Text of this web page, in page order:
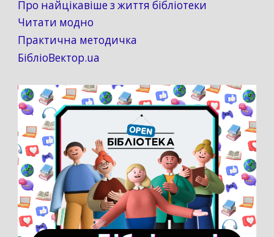
Про найцікавіше з життя бібліотеки
Читати модно
Практична методичка
БібліоВектор.ua